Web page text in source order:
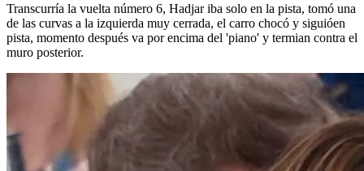
Transcurría la vuelta número 6, Hadjar iba solo en la pista, tomó una
de las curvas a la izquierda muy cerrada, el carro chocó y siguióen
pista, momento después va por encima del 'piano' y termian contra el
muro posterior.